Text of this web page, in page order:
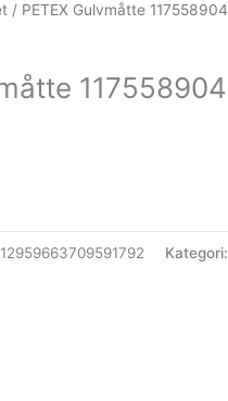
/ PETEX Gulvmåtte 117558904
117558904
Kategori: